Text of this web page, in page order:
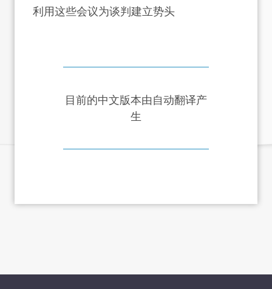
利用这些会议为谈判建立势头
目前的中文版本由自动翻译产
生